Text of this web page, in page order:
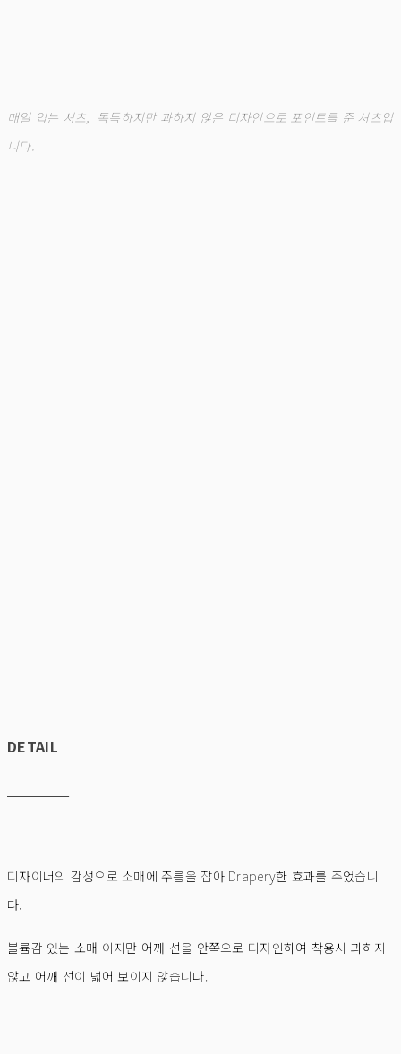
매일 입는 셔츠, 독특하지만 과하지 않은 디자인으로 포인트를 준 셔츠입
니다.
DETAIL
디자이너의 감성으로 소매에 주름을 잡아 Drapery한 효과를 주었습니
다.
볼륨감 있는 소매 이지만 어깨 선을 안쪽으로 디자인하여 착용시 과하지
않고 어깨 선이 넓어 보이지 않습니다.